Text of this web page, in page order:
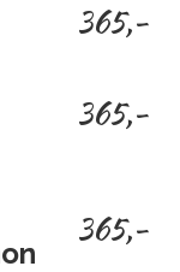
365,-
365,-
365,-